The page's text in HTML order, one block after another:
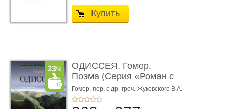
Купить
ОДИССЕЯ. Гомер.
Поэма (Серия «Роман с
книгой»)
Гомер, пер. с др.-греч. Жуковского В.А.